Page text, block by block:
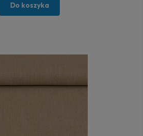
Do koszyka